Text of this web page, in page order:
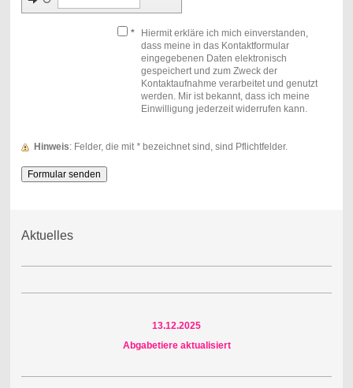
*
Hiermit erkläre ich mich einverstanden,
dass meine in das Kontaktformular
eingegebenen Daten elektronisch
gespeichert und zum Zweck der
Kontaktaufnahme verarbeitet und genutzt
werden. Mir ist bekannt, dass ich meine
Einwilligung jederzeit widerrufen kann.
Hinweis : Felder, die mit *bezeichnet sind, sind Pflichtfelder.
Aktuelles
13.12.2025
Abgabetiere aktualisiert